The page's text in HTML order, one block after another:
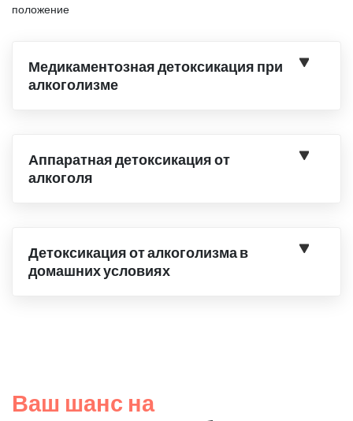
положение
Медикаментозная детоксикация при
алкоголизме
Аппаратная детоксикация от
алкоголя
Детоксикация от алкоголизма в
домашних условиях
Ваш шанс на